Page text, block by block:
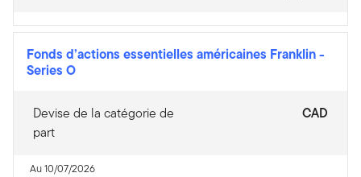
Fonds d’actions essentielles américaines Franklin-
Series O
Devise de la catégorie de
part
CAD
Au 10/07/2026